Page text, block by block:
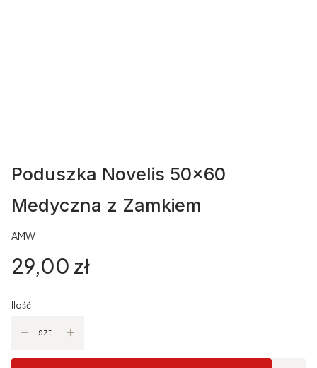
Poduszka Novelis 50x60
Medyczna z Zamkiem
AMW
Cena
29,00 zł
Ilość
szt.